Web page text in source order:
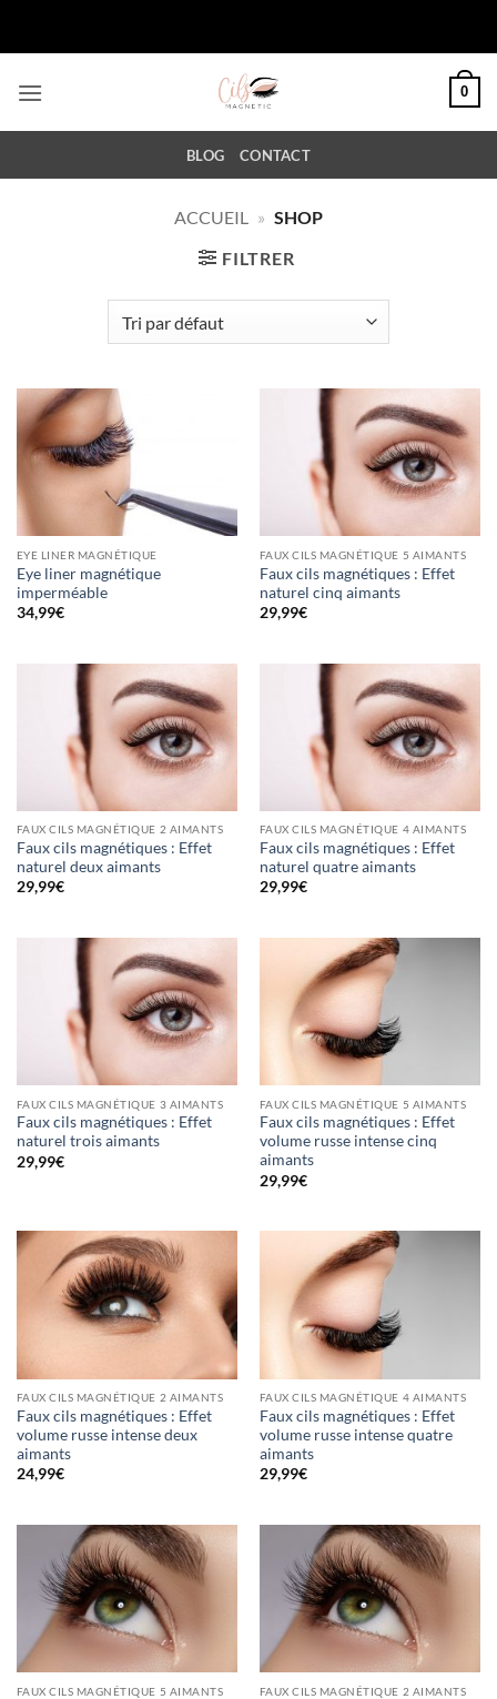
0
BLOG CONTACT
ACCUEIL » SHOP
FILTRER
EYE LINER MAGNÉTIQUE
Eye liner magnétique
imperméable
34,99€
FAUX CILS MAGNÉTIQUE 5 AIMANTS
Faux cils magnétiques : Effet
naturel cinq aimants
29,99€
FAUX CILS MAGNÉTIQUE 2 AIMANTS
Faux cils magnétiques : Effet
naturel deux aimants
29,99€
FAUX CILS MAGNÉTIQUE 4 AIMANTS
Faux cils magnétiques : Effet
naturel quatre aimants
29,99€
FAUX CILS MAGNÉTIQUE 3 AIMANTS
Faux cils magnétiques : Effet
naturel trois aimants
29,99€
FAUX CILS MAGNÉTIQUE 5 AIMANTS
Faux cils magnétiques : Effet
volume russe intense cinq
aimants
29,99€
FAUX CILS MAGNÉTIQUE 2 AIMANTS
Faux cils magnétiques : Effet
volume russe intense deux
aimants
24,99€
FAUX CILS MAGNÉTIQUE 4 AIMANTS
Faux cils magnétiques : Effet
volume russe intense quatre
aimants
29,99€
FAUX CILS MAGNÉTIQUE 5 AIMANTS FAUX CILS MAGNÉTIQUE 2 AIMANTS